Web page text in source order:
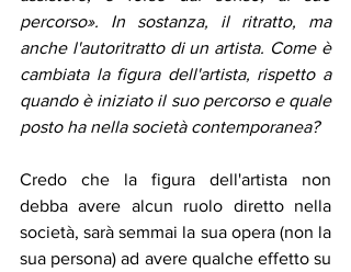
percorso». In sostanza, il ritratto, ma
anche l'autoritratto di un artista. Come è
cambiata la figura dell'artista, rispetto a
quando è iniziato il suo percorso e quale
posto ha nella società contemporanea?
Credo che la figura dell'artista non
debba avere alcun ruolo diretto nella
società, sarà semmai la sua opera (non la
sua persona) ad avere qualche effetto su